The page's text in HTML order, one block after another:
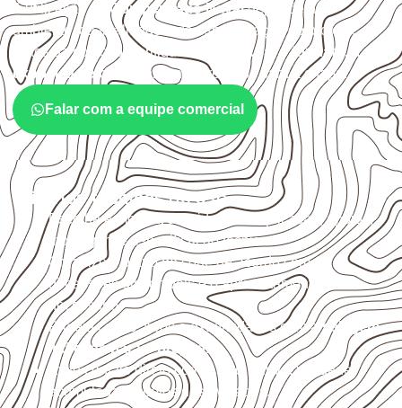
A utilização do Compensado Navaldepende do
ambiente, da finalidade e da especificação do projeto.
Antes da cotação, verifique a
espessura, o formato, a
exposição e o acabamento
previstos para a chapa.
Falar com a equipe comercial
Critérios técnicos de uso
Escolha a medida considerando aplicação, apoios,
montagem e especificação técnica.
Organize o plano de corte de acordo com as
dimensões disponíveis e o aproveitamento
necessário.
Proteja cortes, furos e extremidades com aselagem
indicada para o projeto.
Evite contato direto com o solo, chuva, umidade
acumulada e apoios desnivelados.